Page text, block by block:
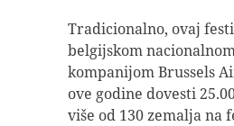
Tradicionalno, ovaj
belgijskom
kompanijom Brussels
ove godine dovesti
više od 130 zemalja na